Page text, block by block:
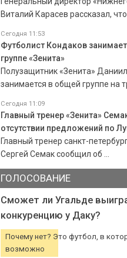
Виталий Карасев рассказал, что
Сегодня 11:53
Футболист Кондаков
группе «Зенита»
Полузащитник «Зенита»
занимается в общей группе на
Сегодня 11:09
Главный тренер «Зенита»
отсутствии предложений по
Главный тренер санкт-
Сергей Семак сообщил об ...
ГОЛОСОВАНИЕ
Сможет ли Угальде
конкуренцию у Даку?
Почему нет? Это футбол, в
возможно